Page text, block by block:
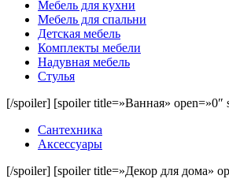
Мебель для кухни
Мебель для спальни
Детская мебель
Комплекты мебели
Надувная мебель
Стулья
[/spoiler] [spoiler title=»Ванная» open=»0″
Сантехника
Аксессуары
[/spoiler] [spoiler title=»Декор для дома»